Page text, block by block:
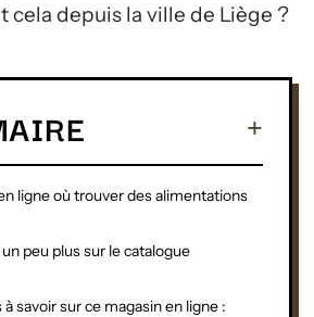
cela depuis la ville de Liège ?
ligne où trouver des alimentations
peu plus sur le catalogue
savoir sur ce magasin en ligne :